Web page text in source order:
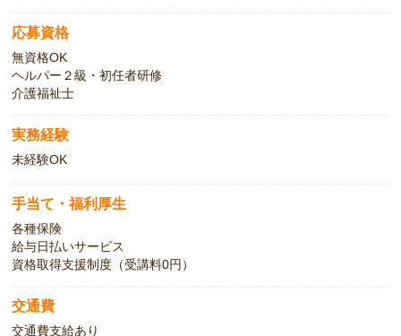
応募資格
無資格OK
ヘルパー２級・初任者研修
介護福祉士
実務経験
未経験OK
手当て・福利厚生
各種保険
給与日払いサービス
資格取得支援制度（受講料0円）
交通費
交通費支給あり